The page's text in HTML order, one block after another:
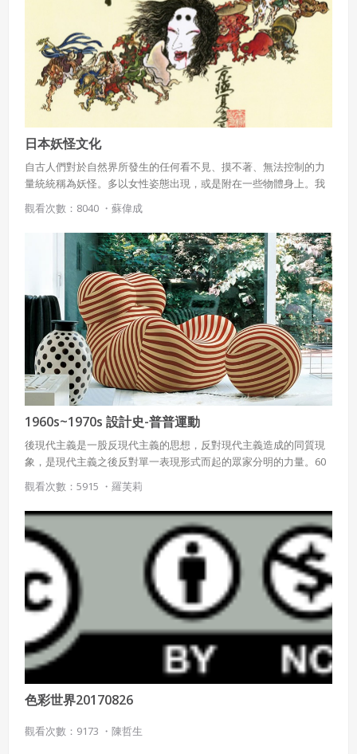
日本妖怪文化
自古人們對於自然界所發生的任何看不見、摸不著、無法控制的力
量統統稱為妖怪。多以女性姿態出現，或是附在一些物體身上。我
們來看看有那些是在許多文學、繪畫、漫畫、動畫較常見的。
觀看次數：8040 ・ 蘇偉成
1960s~1970s 設計史-普普運動
後現代主義是一股反現代主義的思想，反對現代主義造成的同質現
象，是現代主義之後反對單一表現形式而起的眾家分明的力量。60
年代，因為聚集了廣大的消費群眾、年輕的消費市場的崛起和經濟
及科技的樂觀主義，而發展出所謂的”通俗革命”(Pop Revolution)。
新一輩的設計師企圖用一種更加具有情感表達的途徑，來展現新一
代的民主精神。設計師的靈感來自趣味、變裝、異類、不恭敬、狂
野、任意等，在流行音樂、平面廣告和服裝時尚的形式上表露無
觀看次數：5915 ・ 羅芙莉
色彩世界20170826
觀看次數：9173 ・ 陳哲生
還沒有註冊帳號嗎？點擊 立刻註冊
想起密碼了嗎？點擊
已經有註冊帳號了嗎？點擊立刻登入
會員得於本系統內使用授權內容，除經著作權人有標示採取
創用CC授權或其他授權者，會員不得重製、轉載、散布或類
似方法流通授權內容。
本系統防盜拷措施或類似措施，會員不得予以破解、破壞或
會員使用本系統之費用，由吉寶系統公司定之並按月收取。
吉寶系統公司得不定期公告與調整費用。
公司得於該著作權存續期間內無償使用，包括再授權之權
本條約定不因本合約終止而失效。
五、聲明保證
會員聲明並保證會員於使用本系統時創作、上傳或張貼的著
作物，會員享有所有權或經合法授權。
如會員違反前項約定致吉寶系統公司遭追訴、請求或求償
者，吉寶系統公司應立即通知會員，必要時本系統得移除爭
議內容。會員應協助相關程序並負擔吉寶系統公司因此所生
支出（包括律師費用）、損害及損失。
六、終止
會員違反本合約或本系統任一規定者，吉寶系統公司得終止
本合約終止後，會員不得對吉寶系統公司主張任何費用、補
償或賠償。
七、合意管轄
雙方合意專以臺灣臺北地方法院為第一審管轄法
院。
同意上述條款，確定註冊